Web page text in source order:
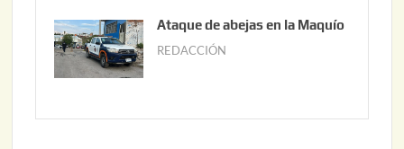
,
2
0
6
n
i
o
Ataque de abejas en la Maquío
REDACCIÓN
o